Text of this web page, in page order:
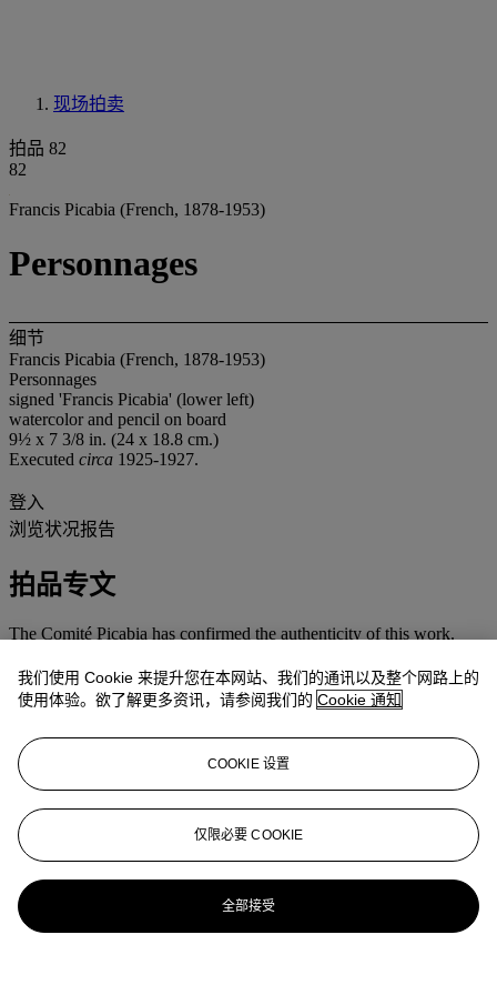
现场拍卖
拍品 82
82
Francis Picabia (French, 1878-1953)
Personnages
细节
Francis Picabia (French, 1878-1953)
Personnages
signed 'Francis Picabia' (lower left)
watercolor and pencil on board
9½ x 7 3/8 in. (24 x 18.8 cm.)
Executed circa 1925-1927.
登入
浏览状况报告
拍品专文
The Comité Picabia has confirmed the authenticity of this work.
我们使用 Cookie 来提升您在本网站、我们的通讯以及整个网路上的
使用体验。欲了解更多资讯，请参阅我们的 Cookie 通知
COOKIE 设置
仅限必要 COOKIE
全部接受